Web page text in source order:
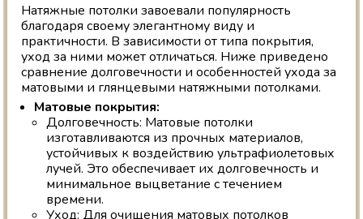
Натяжные потолки завоевали популярность
благодаря своему элегантному виду и
практичности. В зависимости от типа покрытия,
уход за ними может отличаться. Ниже приведено
сравнение долговечности и особенностей ухода за
матовыми и глянцевыми натяжными потолками.
Матовые покрытия:
Долговечность: Матовые потолки
изготавливаются из прочных материалов,
устойчивых к воздействию ультрафиолетовых
лучей. Это обеспечивает их долговечность и
минимальное выцветание с течением
времени.
Уход: Для очищения матовых потолков